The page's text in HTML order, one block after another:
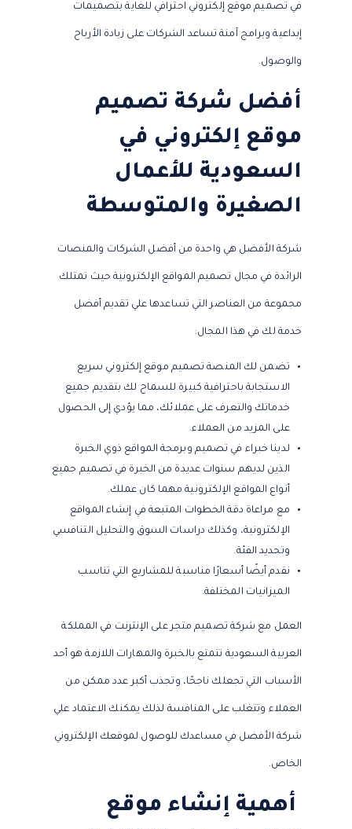
في تصميم موقع إلكتروني احترافي للغاية بتصميمات
إبداعية وبرامج آمنة تساعد الشركات على زيادة الأرباح
والوصول.
أفضل شركة تصميم
موقع إلكتروني في
السعودية للأعمال
الصغيرة والمتوسطة
شركة الأفضل هي واحدة من أفضل الشركات والمنصات
الرائدة في مجال تصميم المواقع الإلكترونية حيث تمتلك
مجموعة من العناصر التي تساعدها علي تقديم أفضل
خدمة لك في هذا المجال:
تضمن لك المنصة تصميم موقع إلكتروني سريع
الاستجابة باحترافية كبيرة للسماح لك بتقديم جميع
خدماتك والتعرف على عملائك، مما يؤدي إلى الحصول
على المزيد من العملاء.
لدينا خبراء في تصميم وبرمجة المواقع ذوي الخبرة
الذين لديهم سنوات عديدة من الخبرة في تصميم جميع
أنواع المواقع الإلكترونية مهما كان عملك.
مع مراعاة دقة الخطوات المتبعة في إنشاء المواقع
الإلكترونية، وكذلك دراسات السوق والتحليل التنافسي
وتحديد الفئة.
نقدم أيضًا أسعارًا مناسبة للمشاريع التي تناسب
الميزانيات المختلفة.
العمل مع شركة تصميم متجر على الإنترنت في المملكة
العربية السعودية تتمتع بالخبرة والمهارات اللازمة هو أحد
الأسباب التي تجعلك ناجحًا، وتجذب أكبر عدد ممكن من
العملاء وتتغلب على المنافسة لذلك يمكنك الاعتماد علي
شركة الأفضل في مساعدك للوصول لموقعك الإلكتروني
الخاص.
أهمية إنشاء موقع